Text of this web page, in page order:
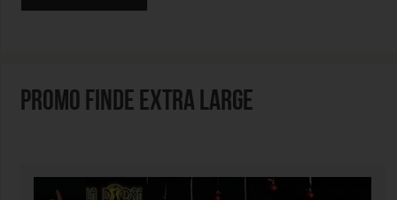
PROMO FINDE EXTRA LARGE